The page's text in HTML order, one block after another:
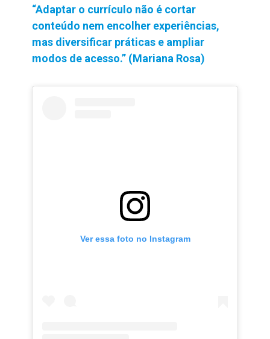
“Adaptar o currículo não é cortar
conteúdo nem encolher experiências,
mas diversificar práticas e ampliar
modos de acesso.” (Mariana Rosa)
Ver essa foto no Instagram